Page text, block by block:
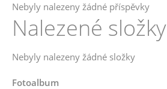
Nebyly nalezeny žádné příspěvky
Nalezené složky
Nebyly nalezeny žádné složky
Fotoalbum